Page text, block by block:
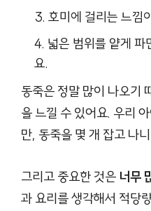
호미에 걸리는 느낌
넓은 범위를 얕게 파
요.
동죽은 정말 많이 나오기
을 느낄 수 있어요. 우리
만, 동죽을 몇 개 잡고 나
그리고 중요한 것은 너무
과 요리를 생각해서 적당